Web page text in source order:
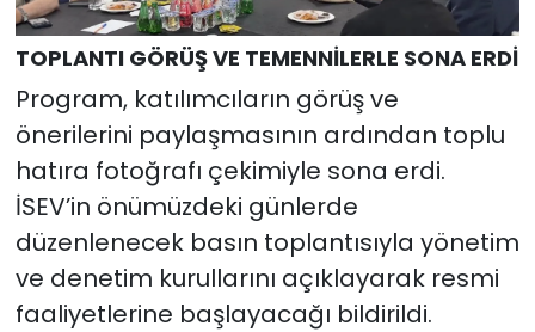
TOPLANTI GÖRÜŞ VE TEMENNİLERLE SONA ERDİ
Program, katılımcıların görüş ve
önerilerini paylaşmasının ardından toplu
hatıra fotoğrafı çekimiyle sona erdi.
İSEV’in önümüzdeki günlerde
düzenlenecek basın toplantısıyla yönetim
ve denetim kurullarını açıklayarak resmi
faaliyetlerine başlayacağı bildirildi.